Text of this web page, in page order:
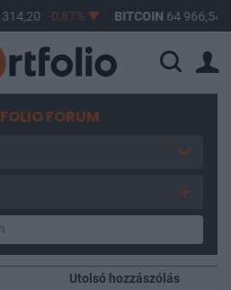
-0,87% BITCOIN 64 966,54
FORUM
Utolsó hozzászólás